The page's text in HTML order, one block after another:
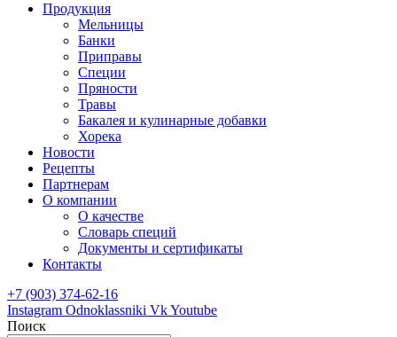
Продукция
Мельницы
Банки
Приправы
Специи
Пряности
Травы
Бакалея и кулинарные добавки
Хорека
Новости
Рецепты
Партнерам
О компании
О качестве
Словарь специй
Документы и сертификаты
Контакты
+7 (903) 374-62-16
Instagram Odnoklassniki VkYoutube
Поиск